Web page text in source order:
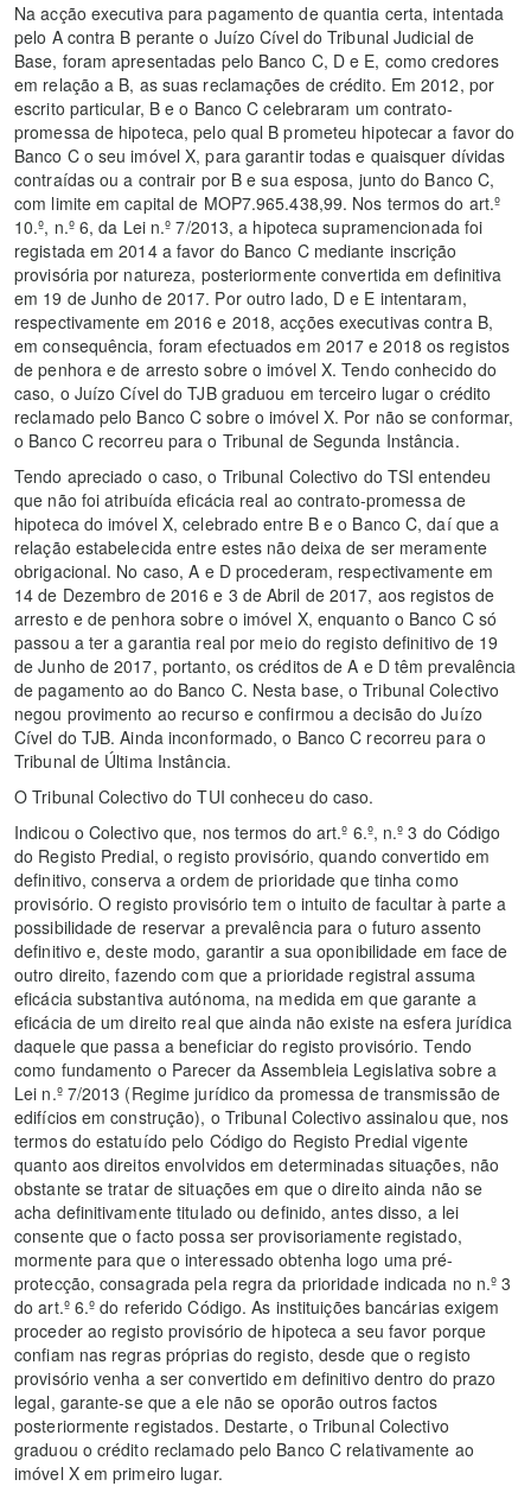
Na acção executiva para pagamento de quantia certa, intentada
pelo A contra B perante o Juízo Cível do Tribunal Judicial de
Base, foram apresentadas pelo Banco C, D e E, como credores
em relação a B, as suas reclamações de crédito. Em 2012, por
escrito particular, B e o Banco C celebraram um contrato-
promessa de hipoteca, pelo qual B prometeu hipotecar a favor do
Banco C o seu imóvel X, para garantir todas e quaisquer dívidas
contraídas ou a contrair por B e sua esposa, junto do Banco C,
com limite em capital de MOP7.965.438,99. Nos termos do art.º
10.º, n.º 6, da Lei n.º 7/2013, a hipoteca supramencionada foi
registada em 2014 a favor do Banco C mediante inscrição
provisória por natureza, posteriormente convertida em definitiva
em 19 de Junho de 2017. Por outro lado, D e E intentaram,
respectivamente em 2016 e 2018, acções executivas contra B,
em consequência, foram efectuados em 2017 e 2018 os registos
de penhora e de arresto sobre o imóvel X. Tendo conhecido do
caso, o Juízo Cível do TJB graduou em terceiro lugar o crédito
reclamado pelo Banco C sobre o imóvel X. Por não se conformar,
o Banco C recorreu para o Tribunal de Segunda Instância.
Tendo apreciado o caso, o Tribunal Colectivo do TSI entendeu
que não foi atribuída eficácia real ao contrato-promessa de
hipoteca do imóvel X, celebrado entre B e o Banco C, daí que a
relação estabelecida entre estes não deixa de ser meramente
obrigacional. No caso, A e D procederam, respectivamente em
14 de Dezembro de 2016 e 3 de Abril de 2017, aos registos de
arresto e de penhora sobre o imóvel X, enquanto o Banco C só
passou a ter a garantia real por meio do registo definitivo de 19
de Junho de 2017, portanto, os créditos de A e D têm prevalência
de pagamento ao do Banco C. Nesta base, o Tribunal Colectivo
negou provimento ao recurso e confirmou a decisão do Juízo
Cível do TJB. Ainda inconformado, o Banco C recorreu para o
Tribunal de Última Instância.
O Tribunal Colectivo do TUI conheceu do caso.
Indicou o Colectivo que, nos termos do art.º 6.º, n.º 3 do Código
do Registo Predial, o registo provisório, quando convertido em
definitivo, conserva a ordem de prioridade que tinha como
provisório. O registo provisório tem o intuito de facultar à parte a
possibilidade de reservar a prevalência para o futuro assento
definitivo e, deste modo, garantir a sua oponibilidade em face de
outro direito, fazendo com que a prioridade registral assuma
eficácia substantiva autónoma, na medida em que garante a
eficácia de um direito real que ainda não existe na esfera jurídica
daquele que passa a beneficiar do registo provisório. Tendo
como fundamento o Parecer da Assembleia Legislativa sobre a
Lei n.º 7/2013 (Regime jurídico da promessa de transmissão de
edifícios em construção), o Tribunal Colectivo assinalou que, nos
termos do estatuído pelo Código do Registo Predial vigente
quanto aos direitos envolvidos em determinadas situações, não
obstante se tratar de situações em que o direito ainda não se
acha definitivamente titulado ou definido, antes disso, a lei
consente que o facto possa ser provisoriamente registado,
mormente para que o interessado obtenha logo uma pré-
protecção, consagrada pela regra da prioridade indicada no n.º 3
do art.º 6.º do referido Código. As instituições bancárias exigem
proceder ao registo provisório de hipoteca a seu favor porque
confiam nas regras próprias do registo, desde que o registo
provisório venha a ser convertido em definitivo dentro do prazo
legal, garante-se que a ele não se oporão outros factos
posteriormente registados. Destarte, o Tribunal Colectivo
graduou o crédito reclamado pelo Banco C relativamente ao
imóvel X em primeiro lugar.